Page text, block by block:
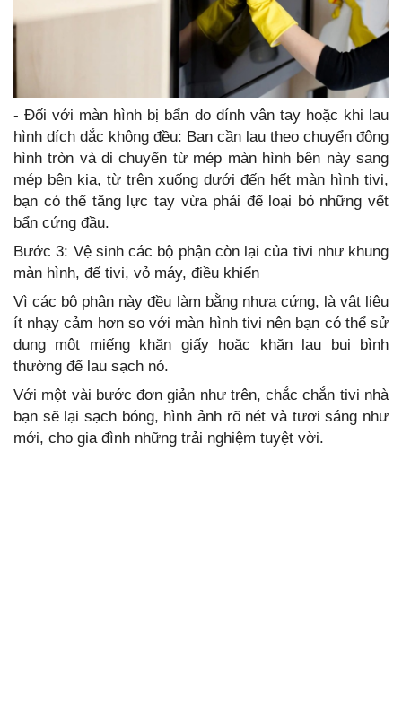
- Đối với màn hình bị bẩn do dính vân tay hoặc khi lau
hình dích dắc không đều: Bạn cần lau theo chuyển động
hình tròn và di chuyển từ mép màn hình bên này sang
mép bên kia, từ trên xuống dưới đến hết màn hình tivi,
bạn có thể tăng lực tay vừa phải để loại bỏ những vết
bẩn cứng đầu.
Bước 3: Vệ sinh các bộ phận còn lại của tivi như khung
màn hình, đế tivi, vỏ máy, điều khiển
Vì các bộ phận này đều làm bằng nhựa cứng, là vật liệu
ít nhạy cảm hơn so với màn hình tivi nên bạn có thể sử
dụng một miếng khăn giấy hoặc khăn lau bụi bình
thường để lau sạch nó.
Với một vài bước đơn giản như trên, chắc chắn tivi nhà
bạn sẽ lại sạch bóng, hình ảnh rõ nét và tươi sáng như
mới, cho gia đình những trải nghiệm tuyệt vời.